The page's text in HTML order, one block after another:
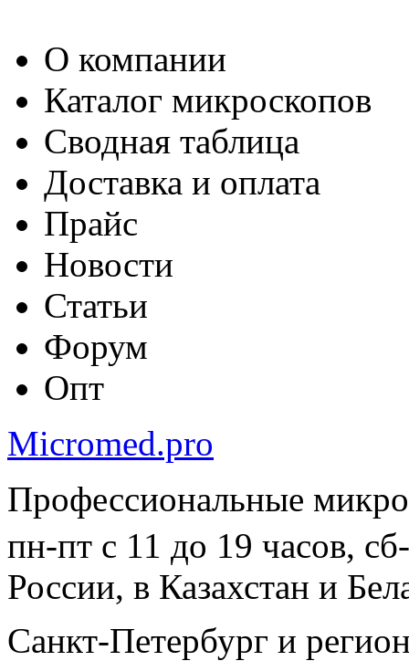
О компании
Каталог микроскопов
Сводная таблица
Доставка и оплата
Прайс
Новости
Статьи
Форум
Опт
Micromed.pro
Профессиональные
пн-пт с 11 до 19 часов,
России, в Казахстан и
Санкт-Петербург и